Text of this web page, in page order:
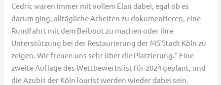
Cedric waren immer mit vollem Elan dabei, egal ob es
darum ging, alltägliche Arbeiten zu dokumentieren, eine
Rundfahrt mit dem Beiboot zu machen oder ihre
Unterstützung bei der Restaurierung der MS Stadt Köln zu
zeigen. Wir freuen uns sehr über die Platzierung.“ Eine
zweite Auflage des Wettbewerbs ist für 2024 geplant, und
die Azubis der KölnTourist werden wieder dabei sein.